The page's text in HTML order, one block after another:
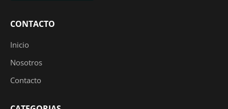
CONTACTO
Inicio
Nosotros
Contacto